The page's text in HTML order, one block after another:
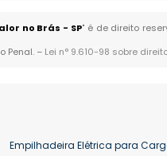
no Brás - SP" é de direito
Penal. – Lei n° 9.610-98 sobre
Empilhadeira Elétrica para